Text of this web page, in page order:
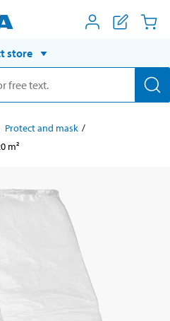
store
Protect and mask
m²